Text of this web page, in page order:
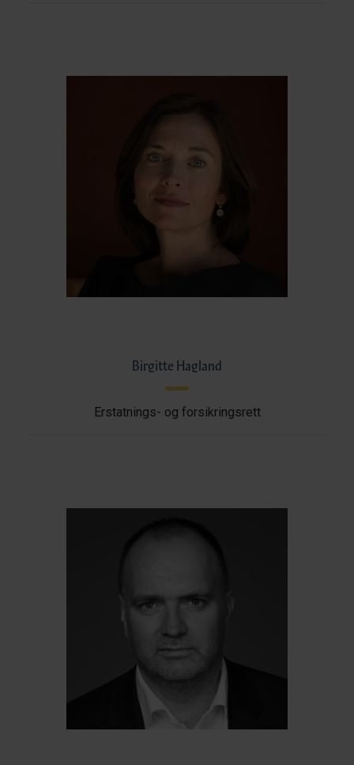
Birgitte Hagland
Erstatnings- og forsikringsrett